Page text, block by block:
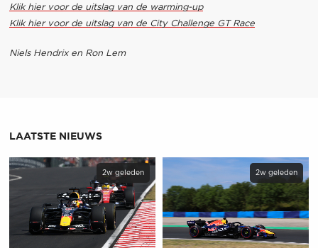
Klik hier voor de uitslag van de warming-up
Klik hier voor de uitslag van de City Challenge GT Race
Niels Hendrix en Ron Lem
LAATSTE NIEUWS
2w geleden 2w geleden